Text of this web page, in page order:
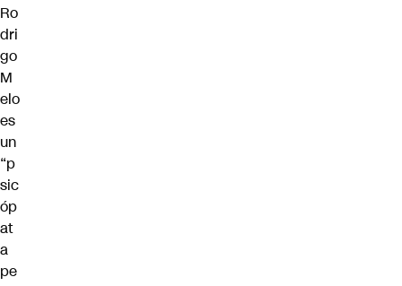
Ro
dri
go
M
elo
es
un
“p
sic
óp
at
a
pe